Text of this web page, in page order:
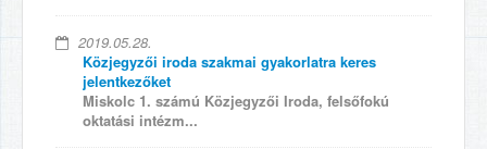
2019.05.28.
Közjegyzői iroda szakmai gyakorlatra keres
jelentkezőket
Miskolc 1. számú Közjegyzői Iroda, felsőfokú
oktatási intézm...